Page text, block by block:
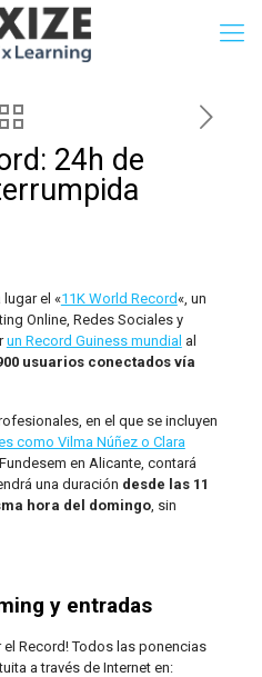
24h de
el «11K World Record«, un
Online, Redes Sociales y
un Record Guiness mundial al
usuarios conectados vía
en el que se incluyen
como Vilma Núñez o Clara
en Alicante, contará
una duración desde las 11
hora del domingo, sin
y entradas
el Record! Todos las ponencias
a través de Internet en: